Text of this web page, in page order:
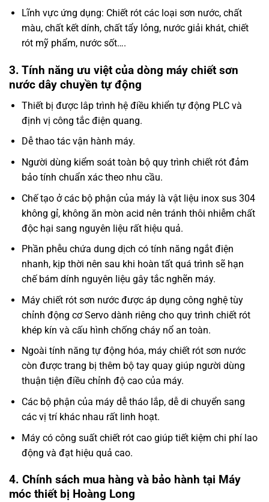
Lĩnh vực ứng dụng: Chiết rót các loại sơn nước, chất
màu, chất kết dính, chất tẩy lỏng, nước giải khát, chiết
rót mỹ phẩm, nước sốt….
3. Tính năng ưu việt của dòng máy chiết sơn
nước dây chuyền tự động
Thiết bị được lâp trình hệ điều khiển tự động PLC và
định vị công tắc điện quang.
Dễ thao tác vận hành máy.
Người dùng kiểm soát toàn bộ quy trình chiết rót đảm
bảo tính chuẩn xác theo nhu cầu.
Chế tạo ở các bộ phận của máy là vật liệu inox sus 304
không gỉ, không ăn mòn acid nên tránh thôi nhiễm chất
độc hại sang nguyên liệu rất hiệu quả.
Phần phễu chứa dung dịch có tính năng ngắt điện
nhanh, kịp thời nên sau khi hoàn tất quá trình sẽ hạn
chế bám dính nguyên liệu gây tắc nghẽn máy.
Máy chiết rót sơn nước được áp dụng công nghệ tùy
chỉnh động cơ Servo dành riêng cho quy trình chiết rót
khép kín và cấu hình chống cháy nổ an toàn.
Ngoài tính năng tự động hóa, máy chiết rót sơn nước
còn được trang bị thêm bộ tay quay giúp người dùng
thuận tiện điều chỉnh độ cao của máy.
Các bộ phận của máy dễ tháo lắp, dễ di chuyển sang
các vị trí khác nhau rất linh hoạt.
Máy có công suất chiết rót cao giúp tiết kiệm chi phí lao
động và đạt hiệu quả cao.
4. Chính sách mua hàng và bảo hành tại Máy
móc thiết bị Hoàng Long